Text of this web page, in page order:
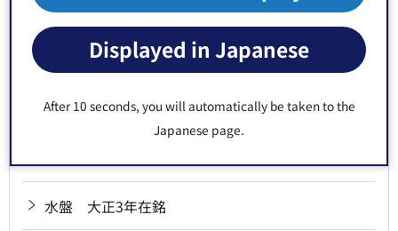
Displayed in Japanese
After 10 seconds, you will automatically be taken to the
Japanese page.
水盤 昭和14年在銘
水盤 深川八幡社中奉納
水盤 浅野喜兵衛奉納
水盤 大正3年在銘